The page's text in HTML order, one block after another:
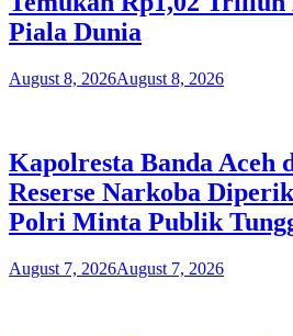
Piala Dunia
August 8, 2026August 8, 2026
Kapolresta Banda Aceh
Reserse Narkoba
Polri Minta Publik
August 7, 2026August 7, 2026